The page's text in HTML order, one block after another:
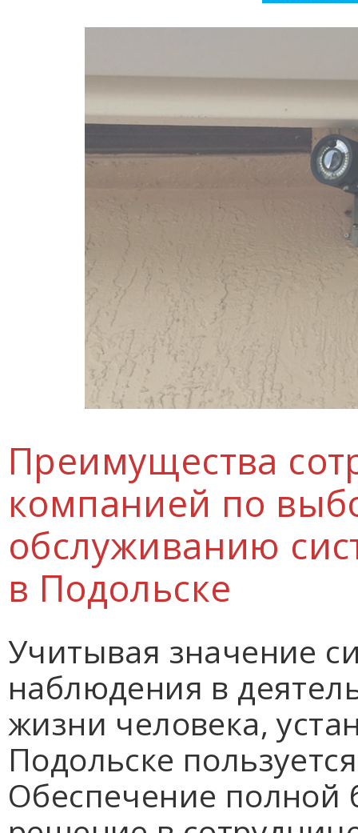
Преимущества
компанией по
обслуживанию
в Подольске
Учитывая значение
наблюдения в
жизни человека,
Подольске
Обеспечение полной